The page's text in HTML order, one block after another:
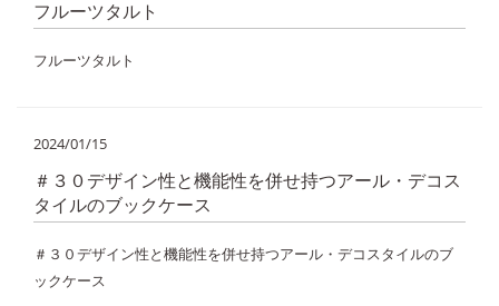
フルーツタルト
フルーツタルト
2024/01/15
＃３０デザイン性と機能性を併せ持つアール・デコス
タイルのブックケース
＃３０デザイン性と機能性を併せ持つアール・デコスタイルのブ
ックケース